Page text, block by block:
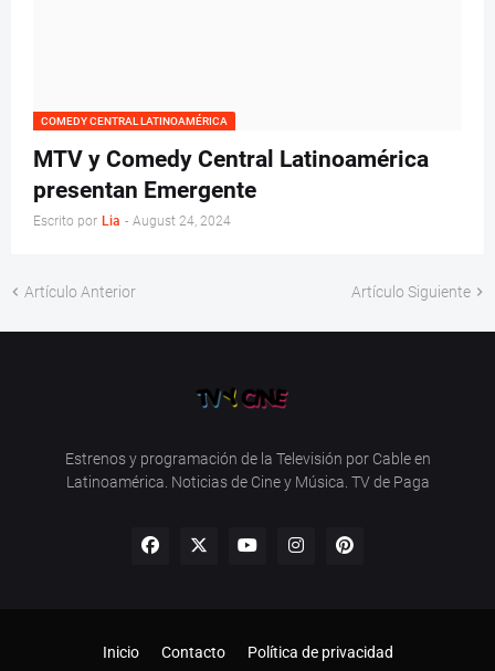
COMEDY CENTRAL LATINOAMÉRICA
MTV y Comedy Central Latinoamérica
presentan Emergente
Escrito por Lia - August 24, 2024
Artículo Anterior Artículo Siguiente
Estrenos y programación de la Televisión por Cable en
Latinoamérica. Noticias de Cine y Música. TV de Paga
Inicio Contacto Política de privacidad